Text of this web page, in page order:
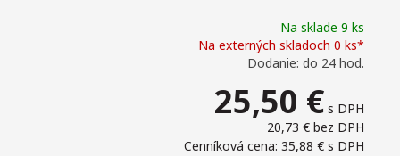
Na sklade 9 ks
Na externých skladoch 0 ks*
Dodanie: do 24 hod.
25,50 € s DPH
20,73 € bez DPH
Cenníková cena: 35,88 € s DPH